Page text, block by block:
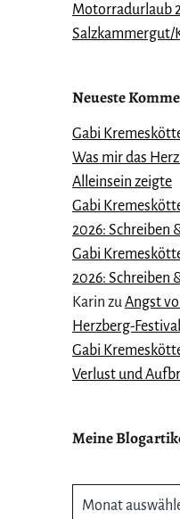
Motorradurlaub
Salzkammergut/
Neueste
Gabi
Was mir das
Alleinsein zeigte
Gabi
2026: Schreiben
Gabi
2026: Schreiben
Karin zuAngst
Herzberg-
Gabi
Verlust und
Meine
Blogartikel